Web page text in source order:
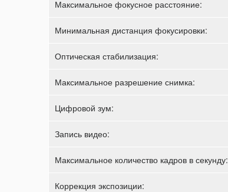
Максимальное фокусное расстояние:
Минимальная дистанция фокусировки:
Оптическая стабилизация:
Максимальное разрешение снимка:
Цифровой зум:
Запись видео:
Максимальное количество кадров в секунду:
Коррекция экспозиции: